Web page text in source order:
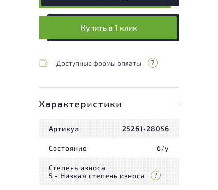
Купить в 1 клик
Доступные формы оплаты
Характеристики
Артикул 25261-28056
Состояние б/у
Степень износа
5 - Низкая степень износа